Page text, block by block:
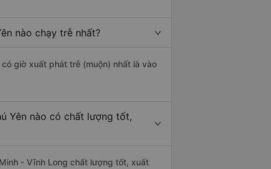
nào chạy trễ nhất?
có giờ xuất phát trễ (muộn) nhất là vào
Yên nào có chất lượng tốt,
- Vĩnh Long chất lượng tốt, xuất